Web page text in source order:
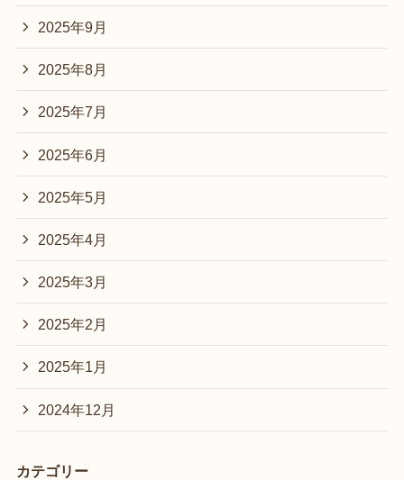
2025年9月
2025年8月
2025年7月
2025年6月
2025年5月
2025年4月
2025年3月
2025年2月
2025年1月
2024年12月
カテゴリー